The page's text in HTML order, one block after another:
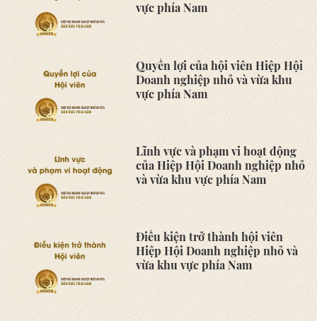
vực phía Nam
Quyền lợi của hội viên Hiệp Hội
Doanh nghiệp nhỏ và vừa khu
vực phía Nam
Lĩnh vực và phạm vi hoạt động
của Hiệp Hội Doanh nghiệp nhỏ
và vừa khu vực phía Nam
Điều kiện trở thành hội viên
Hiệp Hội Doanh nghiệp nhỏ và
vừa khu vực phía Nam